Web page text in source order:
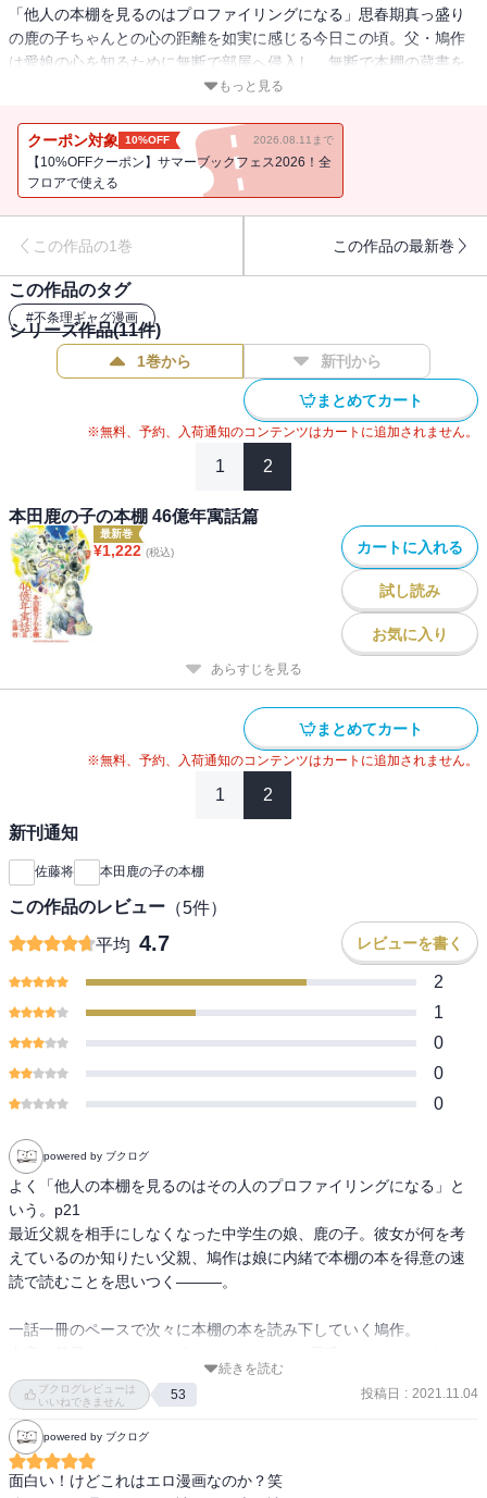
「他人の本棚を見るのはプロファイリングになる」思春期真っ盛り
の鹿の子ちゃんとの心の距離を如実に感じる今日この頃。父・鳩作
は愛娘の心を知るために無断で部屋へ侵入し、無断で本棚の蔵書を
手に取る！ そこは、思春期という言葉では片づけられない摩訶不思
の冒険!! 『嵐の伝説』『アコヤツタヱ』でカルトな人気を博する佐藤
将による超レア・プレミア本!!
もっと見る
クーポン対象 10%OFF 2026.08.11まで
【10%OFFクーポン】サマーブックフェス2026！全
フロアで使える
この作品の1巻 この作品の最新巻
この作品のタグ
#不条理ギャグ漫画
シリーズ作品(11件)
1巻から 新刊から
まとめてカート
※無料、予約、入荷通知のコンテンツはカートに追加されません。
1 2
本田鹿の子の本棚 46億年寓話篇
最新巻
¥1,222 (税込) カートに入れる
試し読み
お気に入り
あらすじを見る
まとめてカート
※無料、予約、入荷通知のコンテンツはカートに追加されません。
1 2
新刊通知
佐藤将 本田鹿の子の本棚
この作品のレビュー （5件）
平均 4.7 レビューを書く
2
1
0
0
0
powered by ブクログ
よく「他人の本棚を見るのはその人のプロファイリングになる」と
いう。p21
最近父親を相手にしなくなった中学生の娘、鹿の子。彼女が何を考
えているのか知りたい父親、鳩作は娘に内緒で本棚の本を得意の速
読で読むことを思いつく―――。
一話一冊のペースで次々に本棚の本を読み下していく鳩作。
い。その情報を元に娘との距離を近づけようとするが、毎回失敗す
る。
マンガ内の本(架空の本)のオチとマンガ自体のオチの二段重ねるオチ
が楽しい。
続きを読む
ブクログレビューは
いいねできません
53 投稿日 : 2021.11.04
powered by ブクログ
面白い！けどこれはエロ漫画なのか？笑